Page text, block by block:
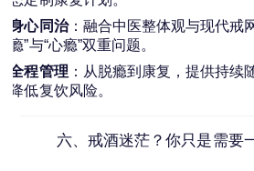
身心同治：融合中医整体观与现代戒
瘾”与“心瘾”双重问题。
全程管理 ：从脱瘾到康复，提供持续
降低复饮风险。
六、戒酒迷茫？你只是需要